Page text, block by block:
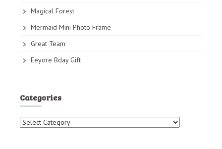
Magical Forest
Mermaid Mini Photo Frame
Great Team
Eeyore Bday Gift
Categories
C